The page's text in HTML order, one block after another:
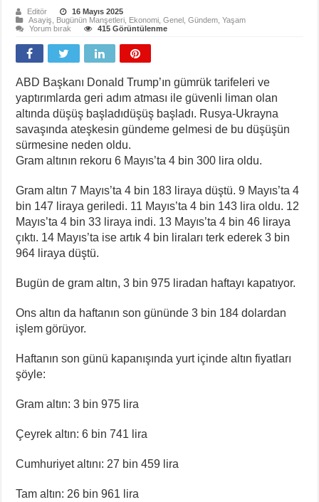
Editör
16 Mayıs 2025
Asayiş
Bugünün Manşetleri Ekonomi ,Genel ,Gündem ,Yaşam
Yorum bırak
415 Görüntülenme
ABD Başkanı Donald Trump’ın gümrük tarifeleri ve
yaptırımlarda geri adım atması ile güvenli liman olan
altında düşüş başladıdüşüş başladı. Rusya-Ukrayna
savaşında ateşkesin gündeme gelmesi de bu düşüşün
sürmesine neden oldu.
Gram altının rekoru 6 Mayıs’ta 4 bin 300 lira oldu.
Gram altın 7 Mayıs’ta 4 bin 183 liraya düştü. 9 Mayıs’ta 4
bin 147 liraya geriledi. 11 Mayıs’ta 4 bin 143 lira oldu. 12
Mayıs’ta 4 bin 33 liraya indi. 13 Mayıs’ta 4 bin 46 liraya
çıktı. 14 Mayıs’ta ise artık 4 bin liraları terk ederek 3 bin
964 liraya düştü.
Bugün de gram altın, 3 bin 975 liradan haftayı kapatıyor.
Ons altın da haftanın son gününde 3 bin 184 dolardan
işlem görüyor.
Haftanın son günü kapanışında yurt içinde altın fiyatları
şöyle:
Gram altın: 3 bin 975 lira
Çeyrek altın: 6 bin 741 lira
Cumhuriyet altını: 27 bin 459 lira
Tam altın: 26 bin 961 lira